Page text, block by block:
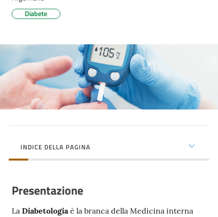
cura
Come
per...
Strutture
territorio
Piacenza
Diabete
INDICE DELLA PAGINA
Presentazione
La Diabetologiaè la branca della Medicina interna